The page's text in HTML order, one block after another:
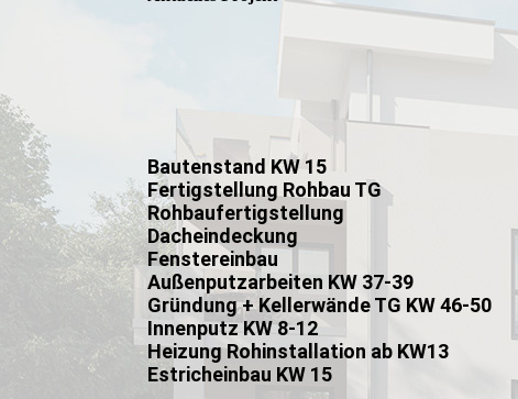
Bautenstand KW 15
Fertigstellung Rohbau TG
Rohbaufertigstellung
Dacheindeckung
Fenstereinbau
Außenputzarbeiten KW 37-39
Gründung + Kellerwände TG KW 46-50
Innenputz KW 8-12
Heizung Rohinstallation ab KW13
Estricheinbau KW 15